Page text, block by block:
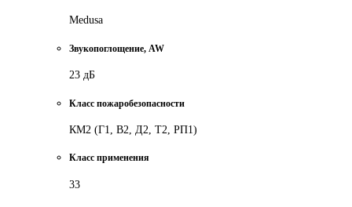
Medusa
Звукопоглощение, AW
23 дБ
Класс пожаробезопасности
КМ2 (Г1, В2, Д2, Т2, РП1)
Класс применения
33